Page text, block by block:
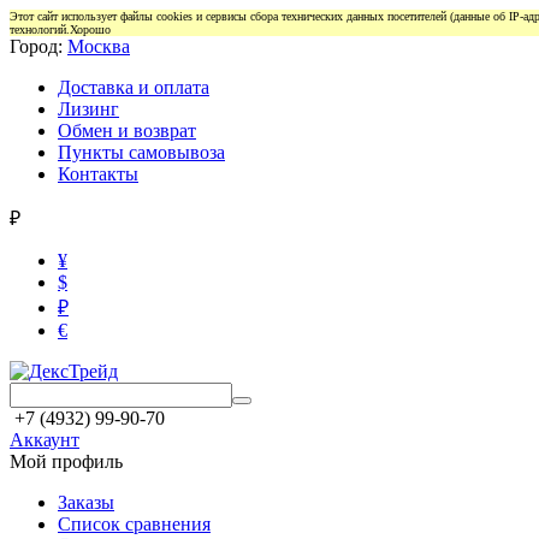
Этот сайт использует файлы cookies и сервисы сбора технических данных посетителей (данные об IP-
технологий. Хорошо
Город: Москва
Доставка и оплата
Лизинг
Обмен и возврат
Пункты самовывоза
Контакты
₽
¥
$
₽
€
+7 (4932) 99-90-70
Аккаунт
Мой профиль
Заказы
Список сравнения